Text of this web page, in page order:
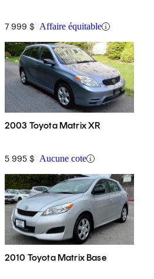
7 999 $ Affaire équitable
2003 Toyota Matrix XR
5 995 $ Aucune cote
2010 Toyota Matrix Base